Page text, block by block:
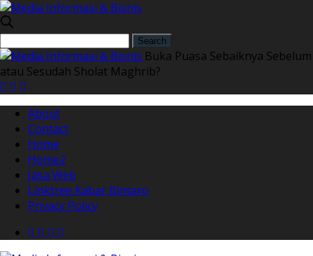
Buka Puasa Sebaiknya Sebelum
atau Sesudah Sholat Maghrib?
About
Contact
Home
Home2
Jasa Web
Linktree Kabar Bintaro
Privacy Policy